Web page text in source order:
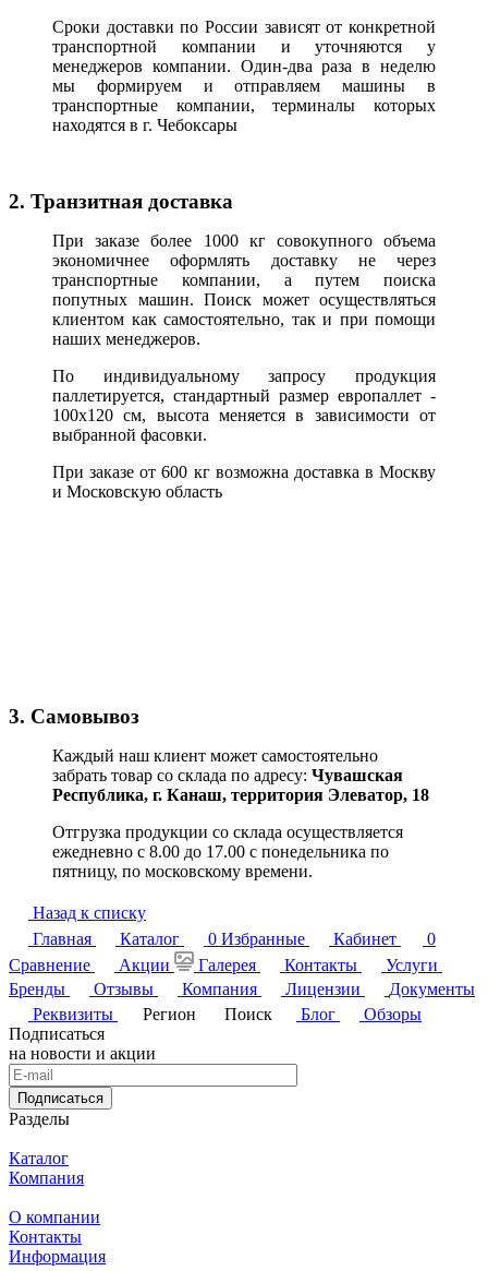
Сроки доставки по России зависят от конкретной
транспортной компании и уточняются у
менеджеров компании. Один-два раза в неделю
мы формируем и отправляем машины в
транспортные компании, терминалы которых
находятся в г. Чебоксары
2. Транзитная доставка
При заказе более 1000 кг совокупного объема
экономичнее оформлять доставку не через
транспортные компании, а путем поиска
попутных машин. Поиск может осуществляться
клиентом как самостоятельно, так и при помощи
наших менеджеров.
По индивидуальному запросу продукция
паллетируется, стандартный размер европаллет -
100х120 см, высота меняется в зависимости от
выбранной фасовки.
При заказе от 600 кг возможна доставка в Москву
и Московскую область
3. Самовывоз
Каждый наш клиент может самостоятельно
забрать товар со склада по адресу: Чувашская
Республика, г. Канаш, территория Элеватор, 18
Отгрузка продукции со склада осуществляется
ежедневно с 8.00 до 17.00 с понедельника по
пятницу, по московскому времени.
Назад к списку
Главная
Каталог 0 Избранные Кабинет
0
Сравнение
Акции Галерея Контакты
Услуги
Бренды
Отзывы Компания Лицензии
Документы
Реквизиты
Регион Поиск Блог
Обзоры
Подписаться
на новости и акции
Подписаться
Разделы
Каталог
Компания
О компании
Контакты
Информация